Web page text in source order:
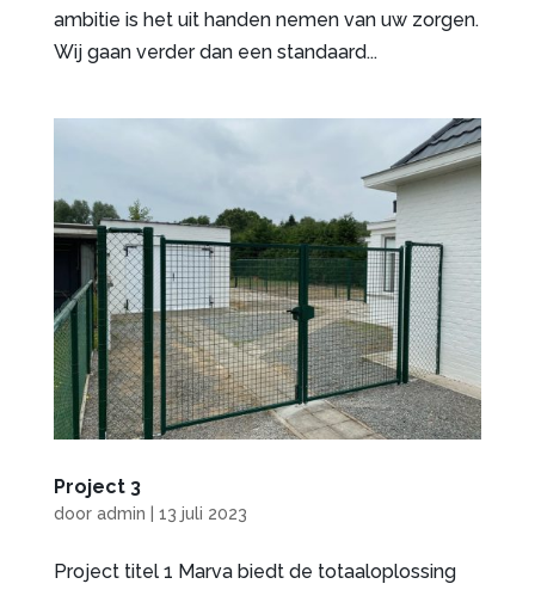
ambitie is het uit handen nemen van uw zorgen.
Wij gaan verder dan een standaard...
Project 3
door admin | 13 juli 2023
Project titel 1 Marva biedt de totaaloplossing